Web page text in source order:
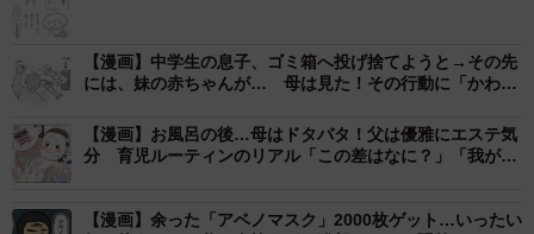
【漫画】中学生の息子、ゴミ箱へ投げ捨てようと→その先
には、妹の赤ちゃんが… 母は見た！その行動に「かわい
【漫画】お風呂の後…母はドタバタ！父は優雅にエステ気
分 育児ルーティンのリアル「この差はなに？」「我が家
【漫画】余った「アベノマスク」2000枚ゲット…いったい